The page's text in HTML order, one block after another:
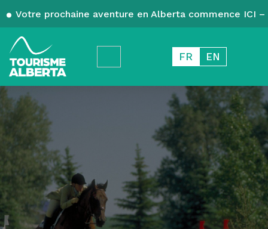
Votre prochaine aventure en Alberta commence ICI
FR EN